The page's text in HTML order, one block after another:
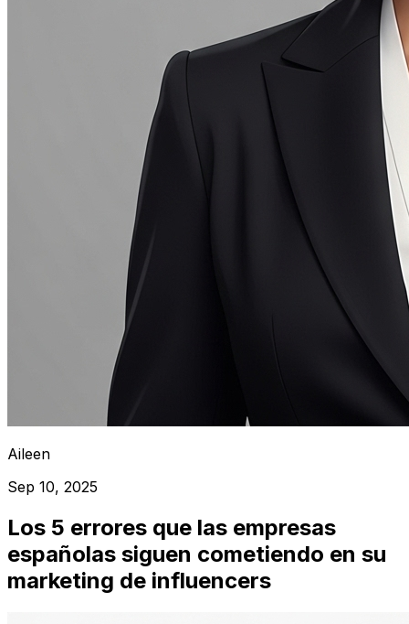
Aileen
Sep 10, 2025
Los 5 errores que las empresas
españolas siguen cometiendo en su
marketing de influencers